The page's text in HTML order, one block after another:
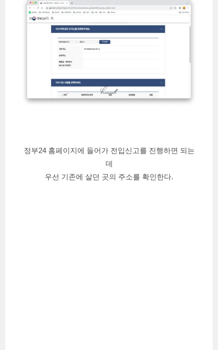
정부24 홈페이지에 들어가 전입신고를 진행하면 되는
데
우선 기존에 살던 곳의 주소를 확인한다.